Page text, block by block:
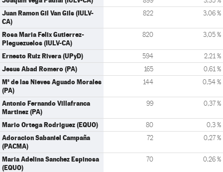
Juan Ramon Gil Van Gils (IULV-
CA)
822 3,06 %
Rosa Maria Felix Gutierrez-
Pleguezuelos (IULV-CA)
820 3,05 %
Ernesto Ruiz Rivera (UPyD) 594 2,21 %
Jesus Abad Romero (PA) 165 0,61 %
Mª de las Nieves Aguado Morales
(PA)
144 0,54 %
Antonio Fernando Villafranca
Martinez (PA)
99 0,37 %
Mario Ortega Rodriguez (EQUO) 80 0,3 %
Adoracion Sabaniel Campaña
(PACMA)
72 0,27 %
Maria Adelina Sanchez Espinosa
(EQUO)
70 0,26 %